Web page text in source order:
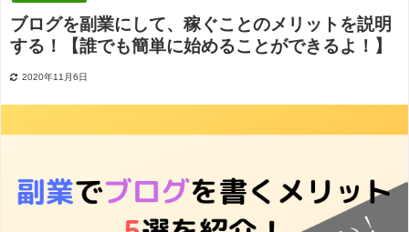
ブログを副業にして、稼ぐことのメリットを説明
する！【誰でも簡単に始めることができるよ！】
2020年11月6日